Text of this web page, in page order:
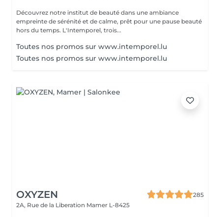
Découvrez notre institut de beauté dans une ambiance
empreinte de sérénité et de calme, prêt pour une pause beauté
hors du temps. L'Intemporel, trois...
Toutes nos promos sur www.intemporel.lu
Toutes nos promos sur www.intemporel.lu
OXYZEN
285
2A, Rue de la Liberation Mamer L-8425